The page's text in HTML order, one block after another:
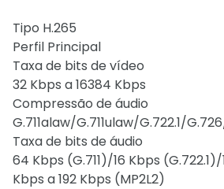
Tipo H.265
Perfil Principal
Taxa de bits de vídeo
32 Kbps a 16384 Kbps
Compressão de áudio
G.711alaw/G.711ulaw/G.722.1/
Taxa de bits de áudio
64 Kbps (G.711)/16 Kbps
Kbps a 192 Kbps (MP2L2)